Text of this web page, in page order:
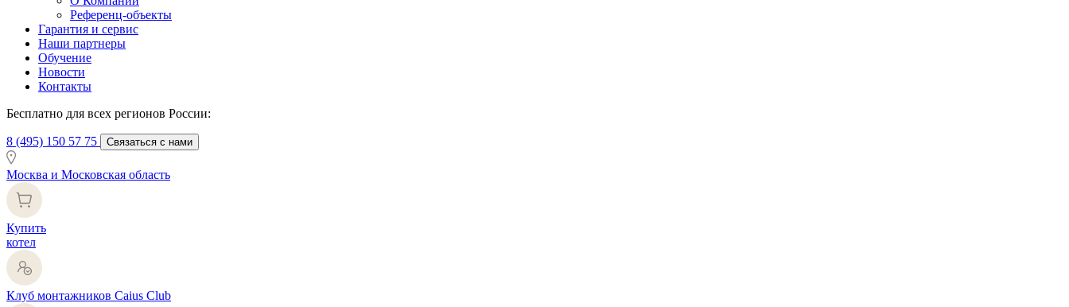
Референц-объекты
Гарантия и сервис
Наши партнеры
Обучение
Новости
Контакты
Бесплатно для всех регионов России:
8 (495) 150 57 75 Связаться с нами
Москва и Московская область
Купить
котел
Клуб монтажников Caius Club